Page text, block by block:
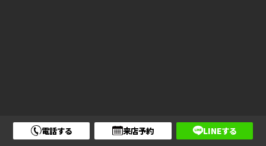
2022年にOPENした“名もなき不動産”です。
大阪メトロ御堂筋線 心斎橋駅、なんば駅、大阪メトロ四つ橋線の四ツ橋駅から
電話する 来店予約 LINEする